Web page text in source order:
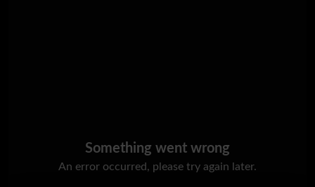
Something went wrong
An error occurred, please try again later.